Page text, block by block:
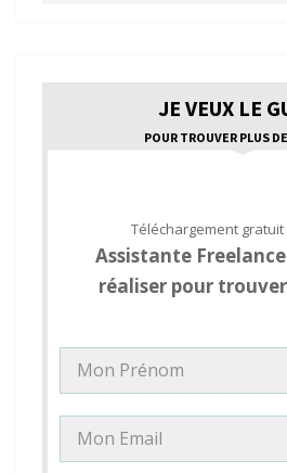
JE VEUX LE
POUR TROUVER PLUS
Téléchargement gratuit
Assistante
réaliser pour